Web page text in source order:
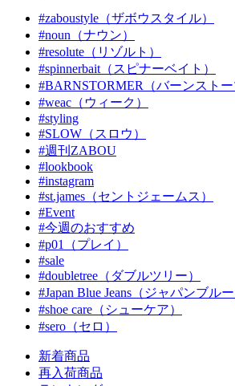
#zaboustyle（ザボウスタイル）
#noun（ナウン）
#resolute（リゾルト）
#spinnerbait（スピナーベイト）
#BARNSTORMER（バーンストー
#weac（ウィーク）
#styling
#SLOW（スロウ）
#週刊ZABOU
#lookbook
#instagram
#st.james（セントジェームス）
#Event
#今週のおすすめ
#p01（プレイ）
#sale
#doubletree（ダブルツリー）
#Japan Blue Jeans（ジャパンブル
#shoe care（シューケア）
#sero（セロ）
新着商品
再入荷商品